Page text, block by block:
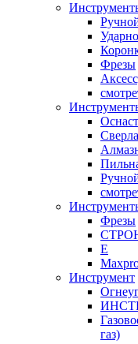
Фрезы
Фрезы
Е
Инструмент
газ)